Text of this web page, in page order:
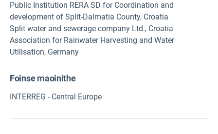
Public Institution RERA SD for Coordination and
development of Split-Dalmatia County, Croatia
Split water and sewerage company Ltd., Croatia
Association for Rainwater Harvesting and Water
Utilisation, Germany
Foinse maoinithe
INTERREG - Central Europe